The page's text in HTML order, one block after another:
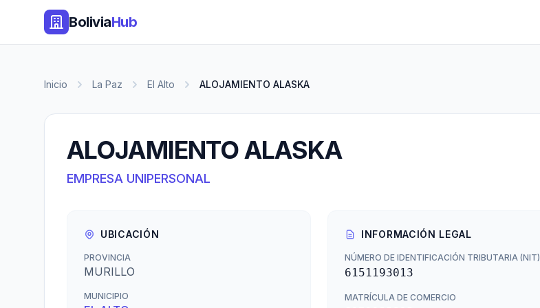
BoliviaHub
Inicio La Paz El Alto ALOJAMIENTO ALASKA
ALOJAMIENTO ALASKA
EMPRESA UNIPERSONAL
UBICACIÓN
PROVINCIA
MURILLO
MUNICIPIO
INFORMACIÓN LEGAL
NÚMERO DE IDENTIFICACIÓN TRIBUTARIA (NIT)
6151193013
MATRÍCULA DE COMERCIO